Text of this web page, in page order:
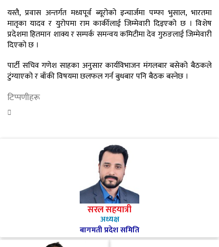
यस्तै, प्रवास अन्तर्गत मध्यपूर्व ब्यूरोको इन्चार्जमा पम्फा भुसाल, भारतमा
मातृका यादव र युरोपमा राम कार्कीलाई जिम्मेवारी दिइएको छ । विशेष
प्रदेशमा हितमान शाक्य र सम्पर्क समन्वय कमिटीमा देव गुरुङलाई जिम्मेवारी
दिएको छ ।
पार्टी सचिव गणेश साहका अनुसार कार्यविभाजन मंगलबार बसेको बैठकले
टुंग्याएको र बाँकी विषयमा छलफल गर्न बुधबार पनि बैठक बस्नेछ ।
टिप्पणीहरू
सरल सहयात्री
अध्यक्ष
बागमती प्रदेश समिति